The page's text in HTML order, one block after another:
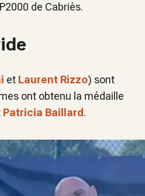
de Cabriès.
et Laurent Rizzo) sont
ont obtenu la médaille
Patricia Baillard.